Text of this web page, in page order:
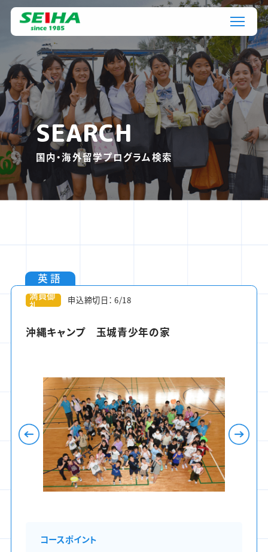
SEARCH
国内・海外留学プログラム検索
英語
満員御
礼
申込締切日： 6/18
沖縄キャンプ 玉城青少年の家
コースポイント